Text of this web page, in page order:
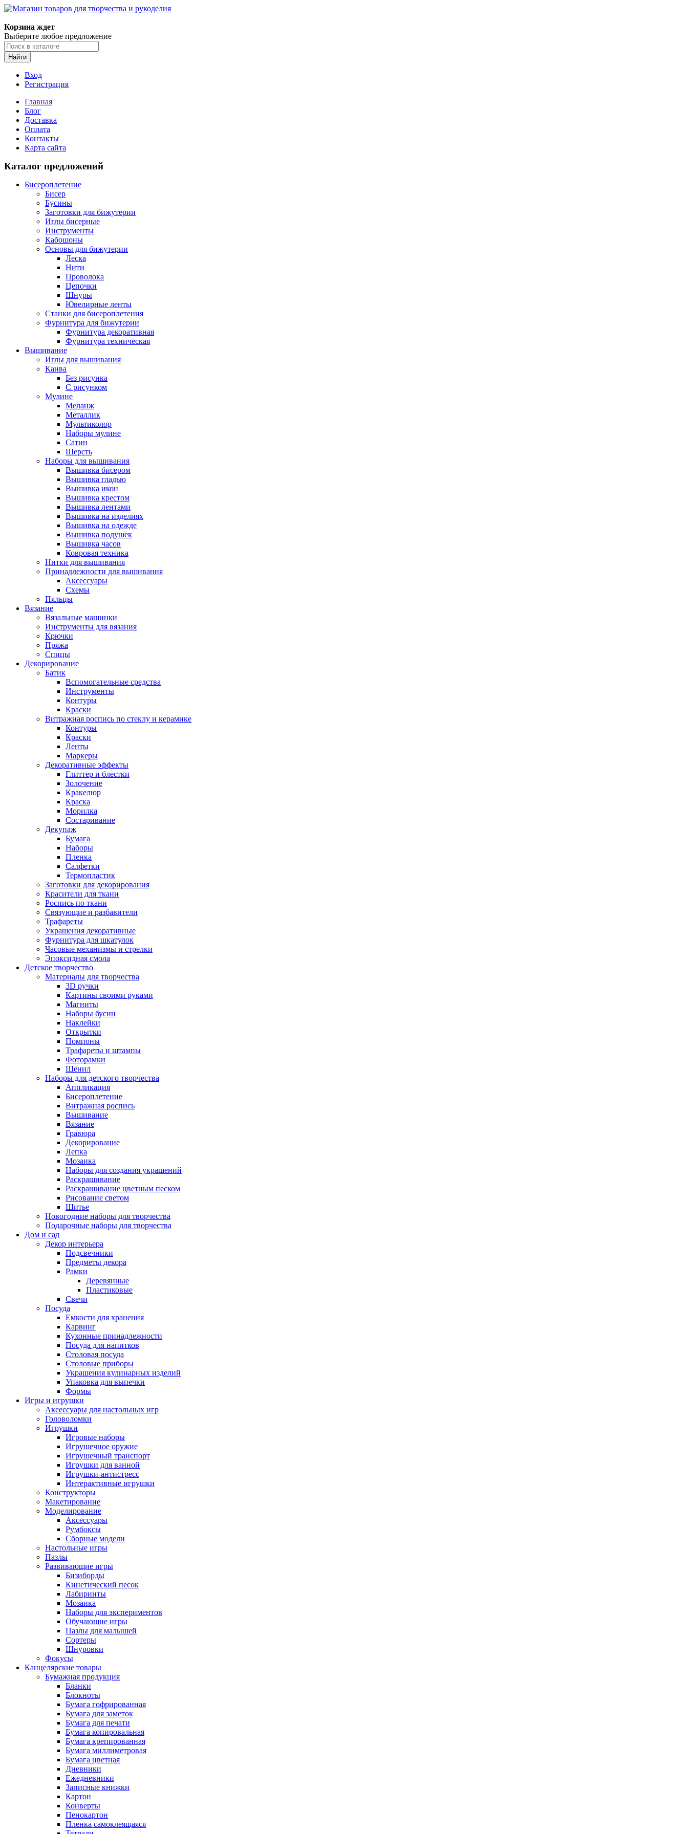
Корзина ждет
Выберите любое предложение
Найти
Вход
Регистрация
Главная
Блог
Доставка
Оплата
Контакты
Карта сайта
Каталог предложений
Бисероплетение
Бисер
Бусины
Заготовки для бижутерии
Иглы бисерные
Инструменты
Кабошоны
Основы для бижутерии
Леска
Нити
Проволока
Цепочки
Шнуры
Ювелирные ленты
Станки для бисероплетения
Фурнитура для бижутерии
Фурнитура декоративная
Фурнитура техническая
Вышивание
Иглы для вышивания
Канва
Без рисунка
С рисунком
Мулине
Меланж
Металлик
Мультиколор
Наборы мулине
Сатин
Шерсть
Наборы для вышивания
Вышивка бисером
Вышивка гладью
Вышивка икон
Вышивка крестом
Вышивка лентами
Вышивка на изделиях
Вышивка на одежде
Вышивка подушек
Вышивка часов
Ковровая техника
Нитки для вышивания
Принадлежности для вышивания
Аксессуары
Схемы
Пяльцы
Вязание
Вязальные машинки
Инструменты для вязания
Крючки
Пряжа
Спицы
Декорирование
Батик
Вспомогательные средства
Инструменты
Контуры
Краски
Витражная роспись по стеклу и керамике
Контуры
Краски
Ленты
Маркеры
Декоративные эффекты
Глиттер и блестки
Золочение
Кракелюр
Краска
Морилка
Состаривание
Декупаж
Бумага
Наборы
Пленка
Салфетки
Термопластик
Заготовки для декорирования
Красители для ткани
Роспись по ткани
Связующие и разбавители
Трафареты
Украшения декоративные
Фурнитура для шкатулок
Часовые механизмы и стрелки
Эпоксидная смола
Детское творчество
Материалы для творчества
3D ручки
Картины своими руками
Магниты
Наборы бусин
Наклейки
Открытки
Помпоны
Трафареты и штампы
Фоторамки
Шенил
Наборы для детского творчества
Аппликация
Бисероплетение
Витражная роспись
Вышивание
Вязание
Гравюра
Декорирование
Лепка
Мозаика
Наборы для создания украшений
Раскрашивание
Раскрашивание цветным песком
Рисование светом
Шитье
Новогодние наборы для творчества
Подарочные наборы для творчества
Дом и сад
Декор интерьера
Подсвечники
Предметы декора
Рамки
Деревянные
Пластиковые
Свечи
Посуда
Емкости для хранения
Карвинг
Кухонные принадлежности
Посуда для напитков
Столовая посуда
Столовые приборы
Украшения кулинарных изделий
Упаковка для выпечки
Формы
Игры и игрушки
Аксессуары для настольных игр
Головоломки
Игрушки
Игровые наборы
Игрушечное оружие
Игрушечный транспорт
Игрушки для ванной
Игрушки-антистресс
Интерактивные игрушки
Конструкторы
Макетирование
Моделирование
Аксессуары
Румбоксы
Сборные модели
Настольные игры
Пазлы
Развивающие игры
Бизиборды
Кинетический песок
Лабиринты
Мозаика
Наборы для экспериментов
Обучающие игры
Пазлы для малышей
Сортеры
Шнуровки
Фокусы
Канцелярские товары
Бумажная продукция
Бланки
Блокноты
Бумага гофрированная
Бумага для заметок
Бумага для печати
Бумага копировальная
Бумага крепированная
Бумага миллиметровая
Бумага цветная
Дневники
Ежедневники
Записные книжки
Картон
Конверты
Пенокартон
Пленка самоклеящаяся